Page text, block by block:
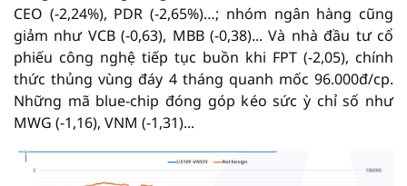
CEO (-2,24%), PDR (-2,65%)…; nhóm ngân hàng cũng
giảm như VCB (-0,63), MBB (-0,38)... Và nhà đầu tư cổ
phiếu công nghệ tiếp tục buồn khi FPT (-2,05), chính
thức thủng vùng đáy 4 tháng quanh mốc 96.000đ/cp.
Những mã blue-chip đóng góp kéo sức ỳ chỉ số như
MWG (-1,16), VNM (-1,31)...